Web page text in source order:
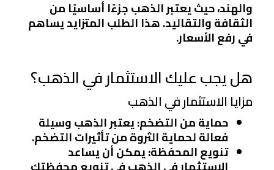
والهند، حيث يعتبر الذهب جزءًا أساسيًا من
الثقافة والتقاليد. هذا الطلب المتزايد يساهم
في رفع الأسعار.
هل يجب عليك الاستثمار في الذهب؟
مزايا الاستثمار في الذهب
حماية من التضخم: يعتبر الذهب وسيلة
فعالة لحماية الثروة من تأثيرات التضخم.
تنويع المحفظة: يمكن أن يساعد